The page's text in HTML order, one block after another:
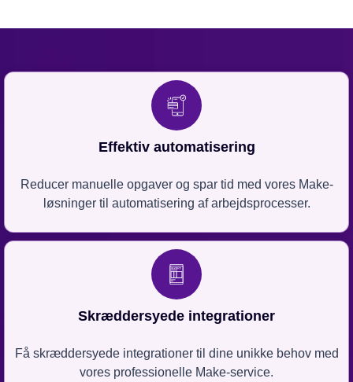
Effektiv automatisering
Reducer manuelle opgaver og spar tid med vores Make-
løsninger til automatisering af arbejdsprocesser.
Skræddersyede integrationer
Få skræddersyede integrationer til dine unikke behov med
vores professionelle Make-service.